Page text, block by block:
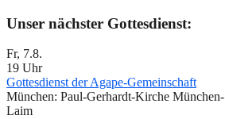
Unser nächster Gottesdienst:
Fr, 7.8.
19 Uhr
Gottesdienst der Agape-Gemeinschaft
München: Paul-Gerhardt-Kirche München-
Laim